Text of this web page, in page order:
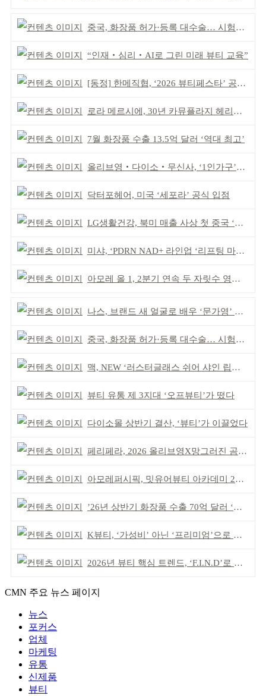
중국, 화장품 허가·등록 대수술… 시험자료 공용 허용
“인재‧심리‧AI로 그린 미래 뷰티 교육”
[동정] 한메직협, ‘2026 뷰티페스타’ 공동 주최
로라 메르시에, 30년 카뮤플라지 헤리티지 담아
7월 화장품 수출 13.5억 달러 ‘역대 최고’
올리브영‧다이소‧무신사, ‘1인가구’가 이끈다
닥터포헤어, 미국 ‘세포라’ 공식 입점
LG생활건강, 북미 매출 사상 첫 중국 ‘추월’
미샤, ‘PDRN NAD+ 라인업 ‘리프팅 마스크’ 출시
아모레 올 1, 2분기 연속 두 자릿수 영업이익률 기록
나스, 브랜드 새 얼굴로 배우 ‘문가영’ 발탁
중국, 화장품 허가·등록 대수술… 시험자료 공용 허용
맥, NEW ‘러스터글래스 쉬어 샤인 립스틱’ 출시
뷰티 유통 제 3지대 ‘오프뷰티’가 떴다
다이소몰 상반기 결산, ‘뷰티’가 이끌었다
페리페라, 2026 올리브영X망그러진 곰 콜라보
아모레퍼시픽, 밋유어뷰티 아카데미 2기 발대식
’26년 상반기 화장품 수출 70억 달러 ‘역대 최고’
K뷰티, ‘가성비’ 아닌 ‘프리미엄’으로 승부걸어야
2026년 뷰티 핵심 트렌드, ‘F.I.N.D’로 읽는다
CMN 주요 뉴스 페이지
뉴스
포커스
업체
마케팅
유통
신제품
뷰티